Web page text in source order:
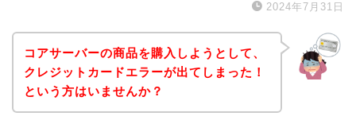
2024年7月31日
コアサーバーの商品を購入しようとして、
クレジットカードエラーが出てしまった！
という方はいませんか？